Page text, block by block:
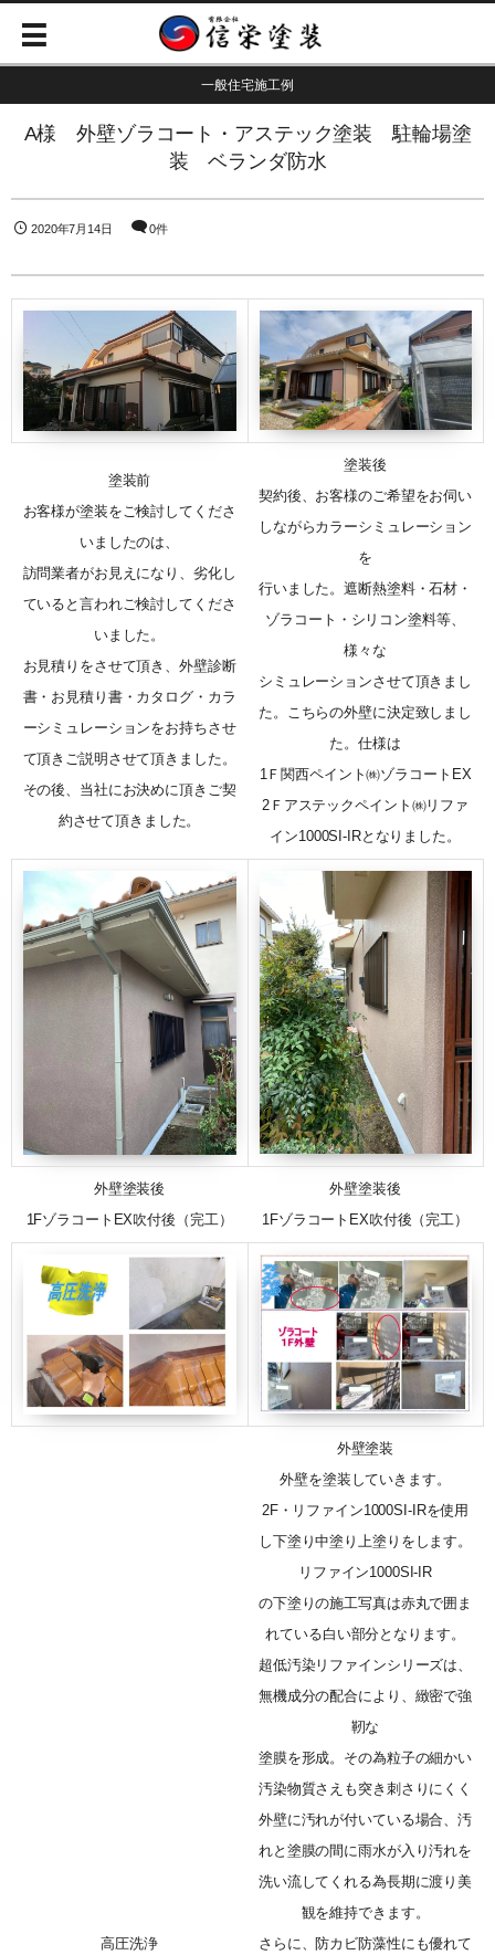
一般住宅施工例
A様 外壁ゾラコート・アステック塗装 駐輪場塗
装 ベランダ防水
2020年7月14日 0件
塗装前
お客様が塗装をご検討してくださ
いましたのは、
訪問業者がお見えになり、劣化し
ていると言われご検討してくださ
いました。
お見積りをさせて頂き、外壁診断
書・お見積り書・カタログ・カラ
ーシミュレーションをお持ちさせ
て頂きご説明させて頂きました。
その後、当社にお決めに頂きご契
約させて頂きました。
塗装後
契約後、お客様のご希望をお伺い
しながらカラーシミュレーション
を
行いました。遮断熱塗料・石材・
ゾラコート・シリコン塗料等、
様々な
シミュレーションさせて頂きまし
た。こちらの外壁に決定致しまし
た。仕様は
1Ｆ関西ペイント㈱ゾラコートEX
2Ｆアステックペイント㈱リファ
イン1000SI-IRとなりました。
外壁塗装後
1FゾラコートEX吹付後（完工）
外壁塗装後
1FゾラコートEX吹付後（完工）
高圧洗浄
外壁塗装
外壁を塗装していきます。
2F・リファイン1000SI-IRを使用
し下塗り中塗り上塗りをします。
リファイン1000SI-IR
の下塗りの施工写真は赤丸で囲ま
れている白い部分となります。
超低汚染リファインシリーズは、
無機成分の配合により、緻密で強
靭な
塗膜を形成。その為粒子の細かい
汚染物質さえも突き刺さりにくく
外壁に汚れが付いている場合、汚
れと塗膜の間に雨水が入り汚れを
洗い流してくれる為長期に渡り美
観を維持できます。
さらに、防カビ防藻性にも優れて